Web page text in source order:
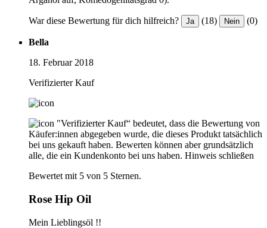
War diese Bewertung für dich hilfreich? Ja (18) Nein (0)
Bella
18. Februar 2018
Verifizierter Kauf
"Verifizierter Kauf“ bedeutet, dass die Bewertung von
Käufer:innen abgegeben wurde, die dieses Produkt tatsächlich
bei uns gekauft haben. Bewerten können aber grundsätzlich
alle, die ein Kundenkonto bei uns haben. Hinweis schließen
Bewertet mit 5 von 5 Sternen.
Rose Hip Oil
Mein Lieblingsöl !!